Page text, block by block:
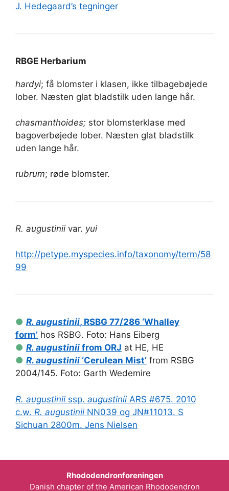
J. Hedegaard’s tegninger
RBGE Herbarium
hardyi; få blomster i klasen, ikke tilbagebøjede
lober. Næsten glat bladstilk uden lange hår.
chasmanthoides; stor blomsterklase med
bagoverbøjede lober. Næsten glat bladstilk
uden lange hår.
rubrum; røde blomster.
R. augustinii var. yui
http://petype.myspecies.info/taxonomy/term/58
99
● R. augustinii, RSBG 77/286 ‘Whalley
form’ hos RSBG. Foto: Hans Eiberg
● R. augustinii from ORJ at HE, HE
● R. augustinii ‘Cerulean Mist’ from RSBG
2004/145. Foto: Garth Wedemire
R. augustiniissp. augustiniiARS #675. 2010
c.w. R. augustiniiNN039 og JN#11013. S
Sichuan 2800m. Jens Nielsen
Rhododendronforeningen
Danish chapter of the American Rhododendron